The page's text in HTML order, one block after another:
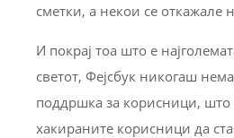
сметки, а некои се откажале
И покрај тоа што е
светот, Фејсбук никогаш
поддршка за корисници,
хакираните корисници да